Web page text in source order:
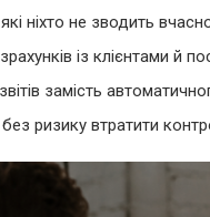
ніхто не зводить
із клієнтами й
замість
ризику втратити